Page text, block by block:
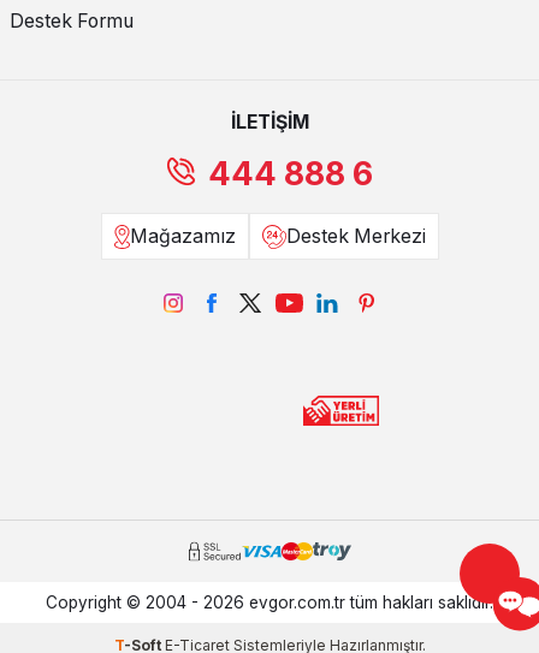
Destek Formu
İLETİŞİM
444 888 6
Mağazamız Destek Merkezi
Copyright © 2004 - 2026 evgor.com.tr tüm hakları saklıdır.
T-Soft E-TicaretSistemleriyle Hazırlanmıştır.